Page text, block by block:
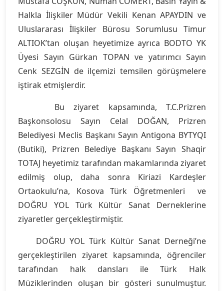
Halkla İlişkiler Müdür Vekili Kenan APAYDIN ve
Uluslararası İlişkiler Bürosu Sorumlusu Timur
ALTIOK’tan oluşan heyetimize ayrıca BODTO YK
Üyesi Sayın Gürkan TOPAN ve yatırımcı Sayın
Cenk SEZGİN de ilçemizi temsilen görüşmelere
iştirak etmişlerdir.
Bu ziyaret kapsamında, T.C.Prizren
Başkonsolosu Sayın Celal DOĞAN, Prizren
Belediyesi Meclis Başkanı Sayın Antigona BYTYQI
(Butiki), Prizren Belediye Başkanı Sayın Shaqir
TOTAJ heyetimiz tarafından makamlarında ziyaret
edilmiş olup, daha sonra Kiriazi Kardeşler
Ortaokulu’na, Kosova Türk Öğretmenleri ve
DOĞRU YOL Türk Kültür Sanat Derneklerine
ziyaretler gerçekleştirmiştir.
DOĞRU YOL Türk Kültür Sanat Derneği’ne
gerçekleştirilen ziyaret kapsamında, öğrenciler
tarafından halk dansları ile Türk Halk
Müziklerinden oluşan bir gösteri sunulmuştur.